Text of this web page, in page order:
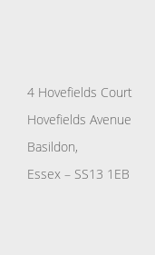
4 Hovefields Court
Hovefields Avenue
Basildon,
Essex – SS13 1EB